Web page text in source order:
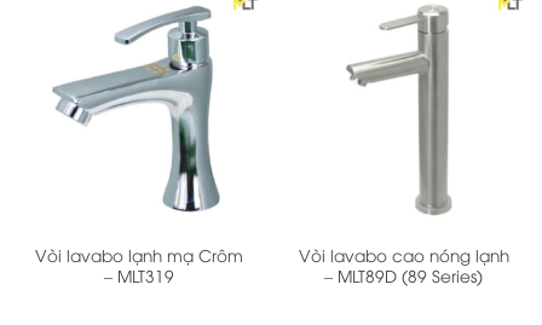
Vòi lavabo lạnh mạ Crôm
– MLT319
Vòi lavabo cao nóng lạnh
– MLT89D (89 Series)